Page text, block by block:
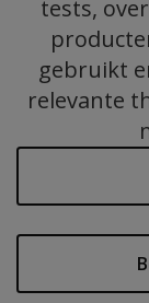
tests,
gebruikt
relevante